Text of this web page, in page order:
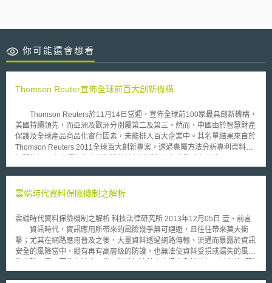
你可能還會想看
Thomson Reuter宣佈全球前百大創新機構
Thomson Reuters於11月14日當週，宣佈全球前100家最具創新機構，
美國持續領先，而亞洲及歐洲分別屬第二及第三。然而，中國由於智慧財產
保護及全球產品商品化實行因素，未能排入百大企業中。其名單結果來自於
Thomson Reuters 2011全球百大創新專案，透過專屬方法分析專利資料及
Thomson Reuters智慧財產解決方案事業部總裁David Brown表示：「創新
勢」。 2011全球百大最具創新企業的市場資料，與2009年比較顯示，
大創新組織創造的工作機會代表了創新為經濟成長具意義影響的指標」。除
此之外，2011百大創新組織的市場價值加權平均收益較前一年度增加
12.9%，而標準普爾500企業市場價值加權平均收益僅增加7.2%。 排
名企業依地域分佈，其中40%來自為美國，31%為亞洲，29%為歐洲，亞
雲端時代資料保險機制之解析
雲端時代資料保險機制之解析 科技法律研究所 2013年12月05日 壹、前言
資訊時代，資訊應用所帶來的風險幾乎無可迴避，且往往帶來莫大衝
擊；尤其在網路應用普及之後，大量資料透過網路傳輸、流通而暴露於資訊
安全的風險當中，縱有再有高層級的防護，也無法使資料受損或漏失的風險
餘風險」（Residual Risk），應由「保險機制」予以移轉。本研究特探討